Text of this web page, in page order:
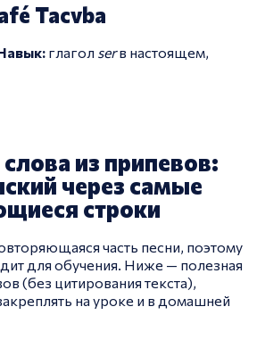
Tacvba
глагол serв настоящем,
из припевов:
через самые
строки
часть песни, поэтому
для обучения. Ниже — полезная
(без цитирования текста),
на уроке и в домашней